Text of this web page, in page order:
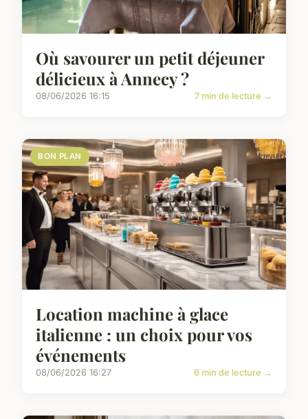
Où savourer un petit déjeuner
délicieux à Annecy ?
08/06/2026 16:15 7 min de lecture →
BON PLAN
Location machine à glace
italienne : un choix pour vos
événements
08/06/2026 16:27 6 min de lecture →